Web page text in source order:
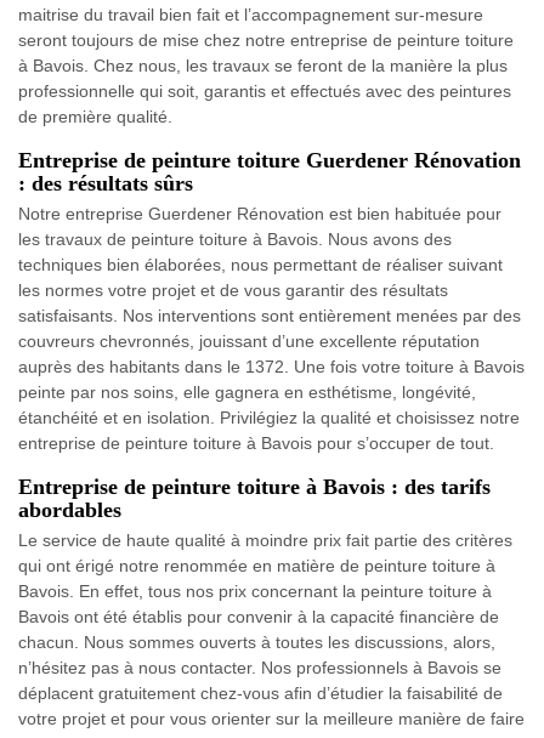
maitrise du travail bien fait et l’accompagnement sur-mesure
seront toujours de mise chez notre entreprise de peinture toiture
à Bavois. Chez nous, les travaux se feront de la manière la plus
professionnelle qui soit, garantis et effectués avec des peintures
de première qualité.
Entreprise de peinture toiture Guerdener Rénovation
: des résultats sûrs
Notre entreprise Guerdener Rénovation est bien habituée pour
les travaux de peinture toiture à Bavois. Nous avons des
techniques bien élaborées, nous permettant de réaliser suivant
les normes votre projet et de vous garantir des résultats
satisfaisants. Nos interventions sont entièrement menées par des
couvreurs chevronnés, jouissant d’une excellente réputation
auprès des habitants dans le 1372. Une fois votre toiture à Bavois
peinte par nos soins, elle gagnera en esthétisme, longévité,
étanchéité et en isolation. Privilégiez la qualité et choisissez notre
entreprise de peinture toiture à Bavois pour s’occuper de tout.
Entreprise de peinture toiture à Bavois : des tarifs
abordables
Le service de haute qualité à moindre prix fait partie des critères
qui ont érigé notre renommée en matière de peinture toiture à
Bavois. En effet, tous nos prix concernant la peinture toiture à
Bavois ont été établis pour convenir à la capacité financière de
chacun. Nous sommes ouverts à toutes les discussions, alors,
n’hésitez pas à nous contacter. Nos professionnels à Bavois se
déplacent gratuitement chez-vous afin d’étudier la faisabilité de
votre projet et pour vous orienter sur la meilleure manière de faire